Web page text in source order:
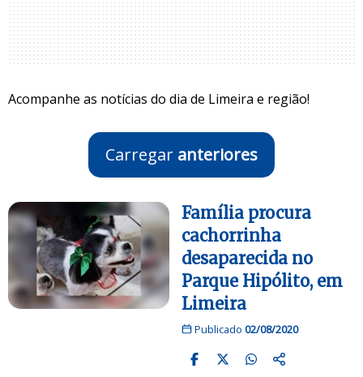
Acompanhe as notícias do dia de Limeira e região!
Carregar anteriores
Família procura
cachorrinha
desaparecida no
Parque Hipólito, em
Limeira
Publicado 02/08/2020